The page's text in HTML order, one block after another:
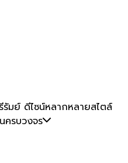
รัมย์ ดีไซน์หลากหลายสไตล์
ครบวงจร